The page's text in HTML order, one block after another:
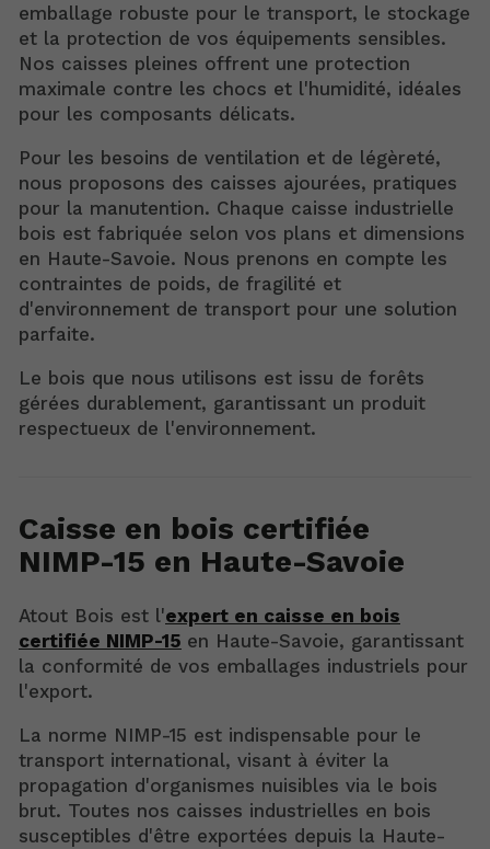
emballage robuste pour le transport, le stockage
et la protection de vos équipements sensibles.
Nos caisses pleines offrent une protection
maximale contre les chocs et l'humidité, idéales
pour les composants délicats.
Pour les besoins de ventilation et de légèreté,
nous proposons des caisses ajourées, pratiques
pour la manutention. Chaque caisse industrielle
bois est fabriquée selon vos plans et dimensions
en Haute-Savoie. Nous prenons en compte les
contraintes de poids, de fragilité et
d'environnement de transport pour une solution
parfaite.
Le bois que nous utilisons est issu de forêts
gérées durablement, garantissant un produit
respectueux de l'environnement.
Caisse en bois certifiée
NIMP-15 en Haute-Savoie
Atout Bois est l'expert en caisse en bois
certifiée NIMP-15 en Haute-Savoie, garantissant
la conformité de vos emballages industriels pour
l'export.
La norme NIMP-15 est indispensable pour le
transport international, visant à éviter la
propagation d'organismes nuisibles via le bois
brut. Toutes nos caisses industrielles en bois
susceptibles d'être exportées depuis la Haute-